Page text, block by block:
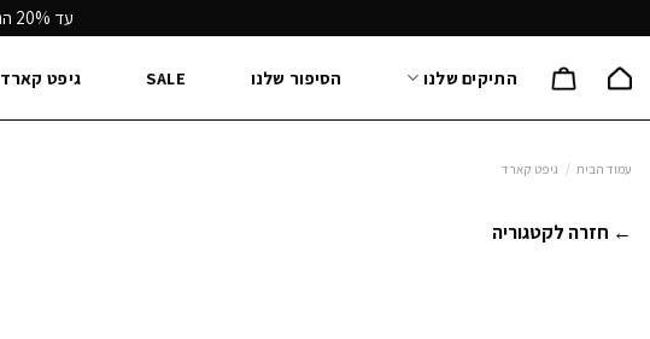
to
content
עד 20% הנחה ונרתיק איפור מתנה בכל רכישה! לשאלות:
התיקים שלנו הסיפור שלנו SALE גיפט קארד
עמוד הבית / גיפט קארד
← חזרה לקטגוריה